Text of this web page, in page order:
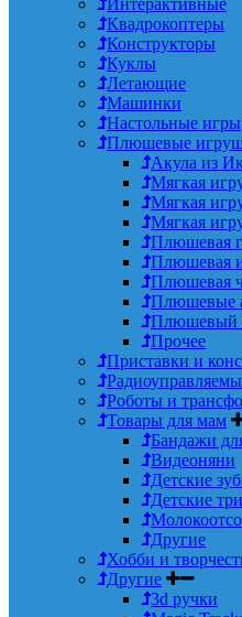
Квадрокоптеры
Конструкторы
Куклы
Летающие
Машинки
Настольные игры
Плюшевые
Акула из
Мягкая
Мягкая
Мягкая
Плюшевая
Плюшевая
Плюшевая
Плюшевые
Плюшевый
Прочее
Приставки и
Роботы и
Товары для мам
Бандажи
Видеоняни
Детские
Детские
Другие
Хобби и
Другие
3d ручки